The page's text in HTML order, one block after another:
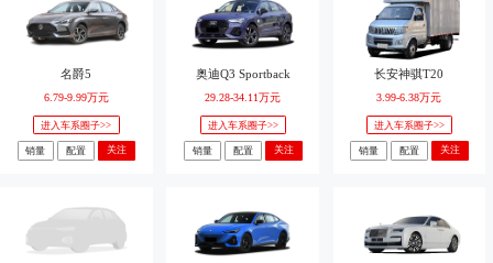
名爵5
6.79-9.99万元
进入车系圈子>>
销量 配置 关注
奥迪Q3 Sportback
29.28-34.11万元
进入车系圈子>>
销量 配置 关注
长安神骐T20
3.99-6.38万元
进入车系圈子>>
销量 配置 关注